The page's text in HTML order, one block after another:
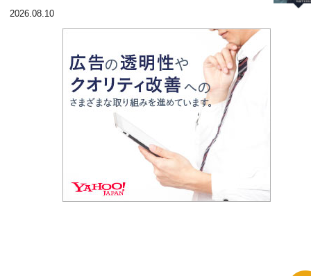
2026.08.10